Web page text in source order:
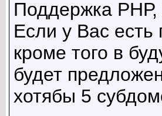
Поддержка РНР,
Если у Вас есть
кроме того в
будет
хотябы 5